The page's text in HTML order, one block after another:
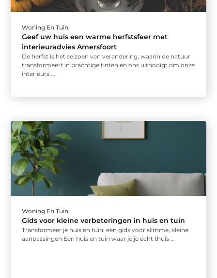
Woning En Tuin
Geef uw huis een warme herfstsfeer met
interieuradvies Amersfoort
De herfst is het seizoen van verandering, waarin de natuur
transformeert in prachtige tinten en ons uitnodigt om onze
interieurs ...
Woning En Tuin
Gids voor kleine verbeteringen in huis en tuin
Transformeer je huis en tuin: een gids voor slimme, kleine
aanpassingen Een huis en tuin waar je je écht thuis ...